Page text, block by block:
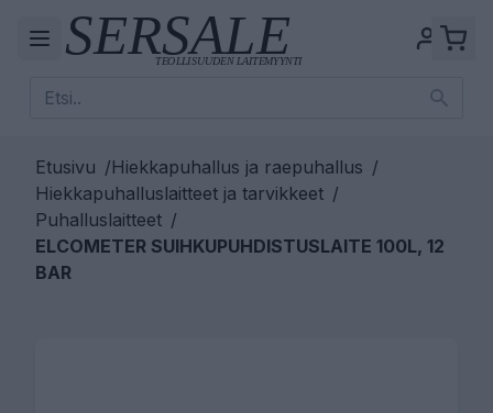
Etusivu /Hiekkapuhallus ja raepuhallus /
Hiekkapuhalluslaitteet ja tarvikkeet /
Puhalluslaitteet /
ELCOMETER SUIHKUPUHDISTUSLAITE 100L, 12
BAR